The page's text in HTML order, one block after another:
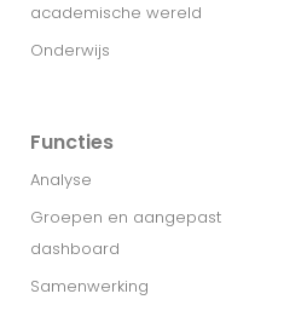
academische wereld
Onderwijs
Functies
Analyse
Groepen en aangepast
dashboard
Samenwerking